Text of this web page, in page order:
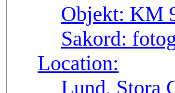
Objekt: KM
Sakord:
Location:
Lund, Stora